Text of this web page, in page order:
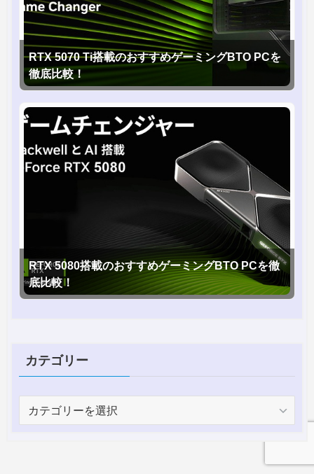
RTX 5070 Ti搭載のおすすめゲーミングBTO PCを
徹底比較！
RTX 5080搭載のおすすめゲーミングBTO PCを徹
底比較！
カテゴリー